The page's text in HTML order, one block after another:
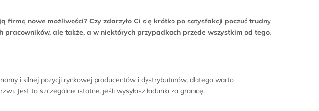
nowe możliwości? Czy zdarzyło Ci się krótko po satysfakcji poczuć trudny
ale także, a w niektórych przypadkach przede wszystkim od tego,
i silnej pozycji rynkowej producentów i dystrybutorów, dlatego warto
Jest to szczególnie istotne, jeśli wysyłasz ładunki za granicę.